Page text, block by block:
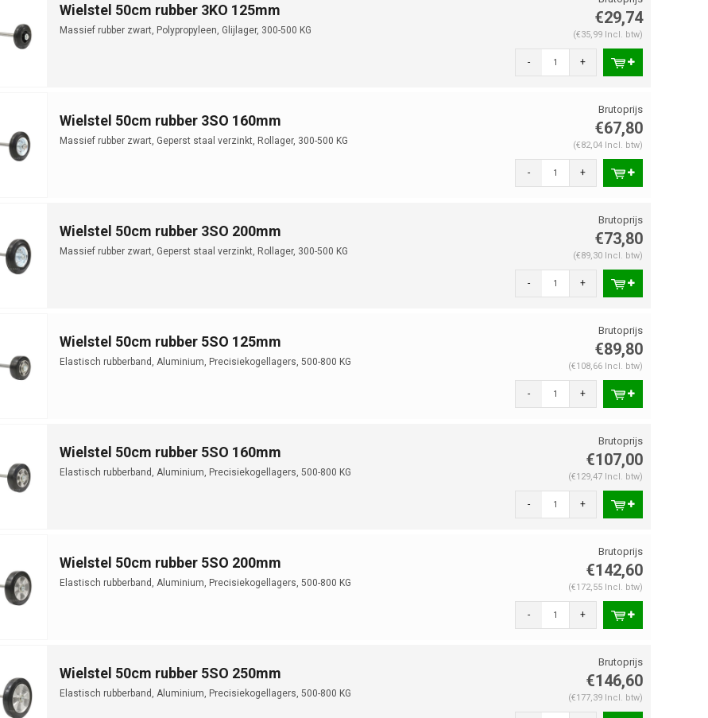
Wielstel 50cm rubber 3KO 125mm
Massief rubber zwart, Polypropyleen, Glijlager, 300-500 KG
€29,74
(€35,99 Incl. btw)
- +
Wielstel 50cm rubber 3SO 160mm
Massief rubber zwart, Geperst staal verzinkt, Rollager, 300-500 KG
€67,80
(€82,04 Incl. btw)
- +
Wielstel 50cm rubber 3SO 200mm
Massief rubber zwart, Geperst staal verzinkt, Rollager, 300-500 KG
€73,80
(€89,30 Incl. btw)
- +
Wielstel 50cm rubber 5SO 125mm
Elastisch rubberband, Aluminium, Precisiekogellagers, 500-800 KG
€89,80
(€108,66 Incl. btw)
- +
Wielstel 50cm rubber 5SO 160mm
Elastisch rubberband, Aluminium, Precisiekogellagers, 500-800 KG
€107,00
(€129,47 Incl. btw)
- +
Wielstel 50cm rubber 5SO 200mm
Elastisch rubberband, Aluminium, Precisiekogellagers, 500-800 KG
€142,60
(€172,55 Incl. btw)
- +
Wielstel 50cm rubber 5SO 250mm
Elastisch rubberband, Aluminium, Precisiekogellagers, 500-800 KG
€146,60
(€177,39 Incl. btw)